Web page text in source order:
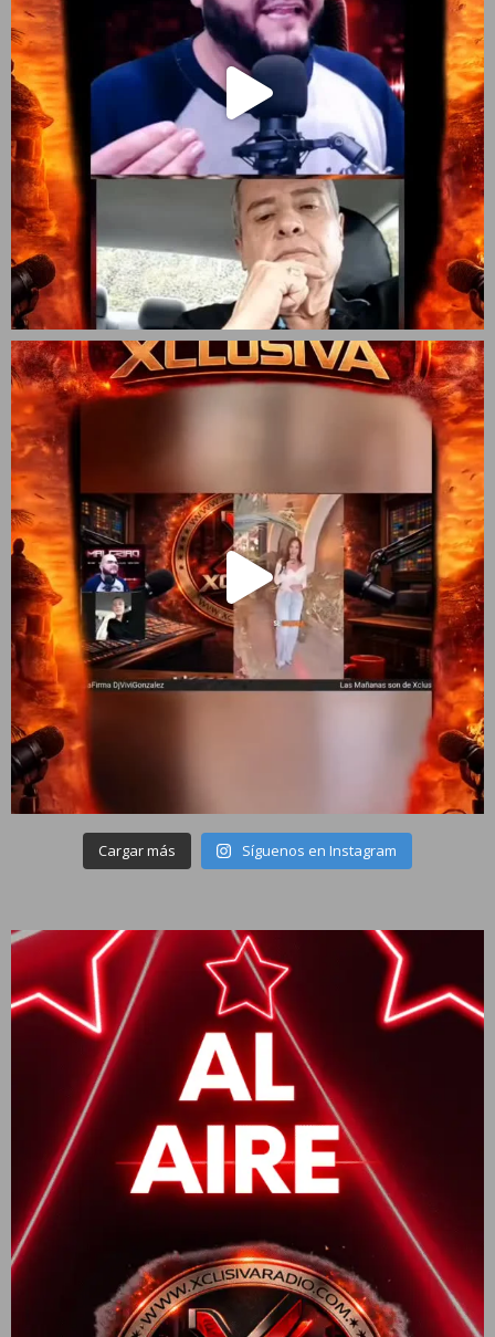
Cargar más Síguenos en Instagram